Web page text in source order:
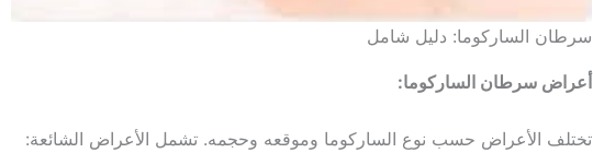
سرطان الساركوما: دليل شامل
أعراض سرطان الساركوما:
تختلف الأعراض حسب نوع الساركوما وموقعه وحجمه. تشمل الأعراض الشائعة: